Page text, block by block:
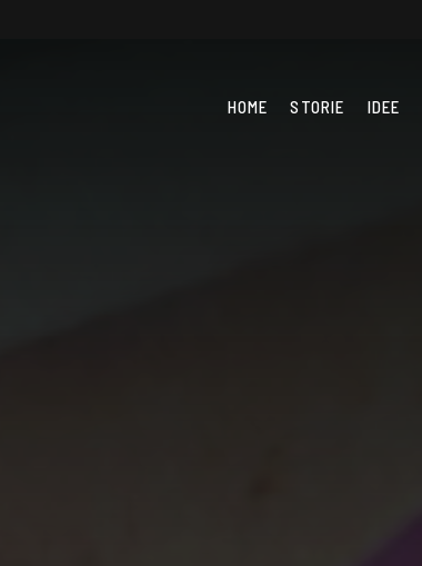
HOME STORIE IDEE